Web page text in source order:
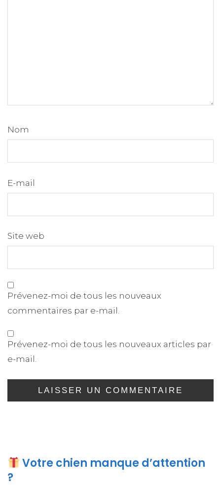
Nom
E-mail
Site web
Prévenez-moi de tous les nouveaux
commentaires par e-mail.
Prévenez-moi de tous les nouveaux articles par
e-mail.
Votre chien manque d’attention
?